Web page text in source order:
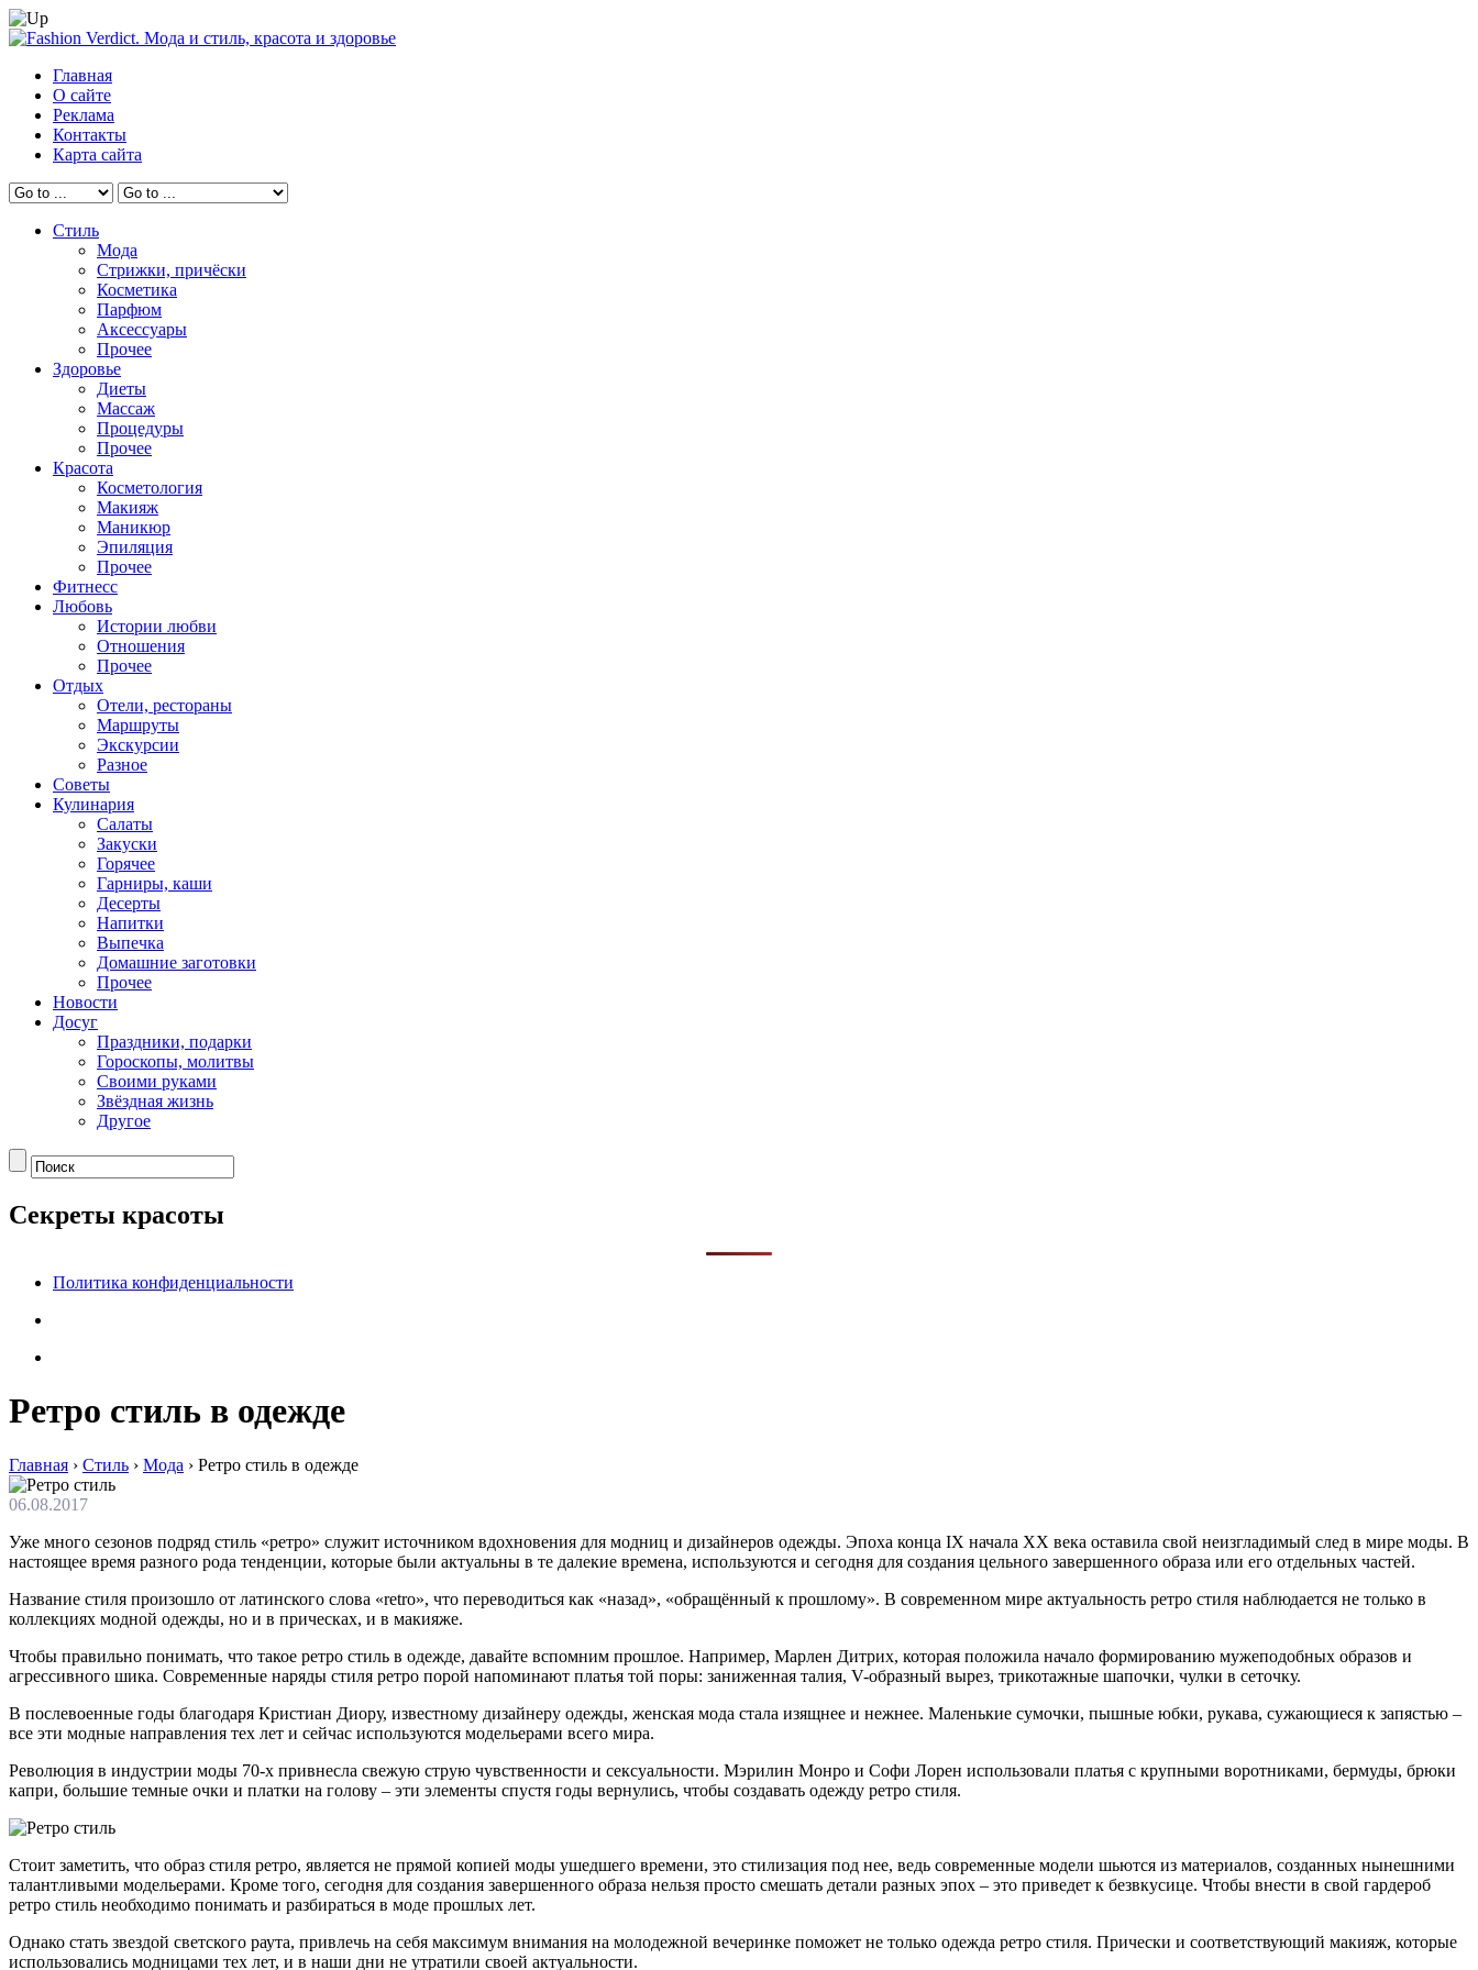
Главная
О сайте
Реклама
Контакты
Карта сайта
Стиль
Мода
Стрижки, причёски
Косметика
Парфюм
Аксессуары
Прочее
Здоровье
Диеты
Массаж
Процедуры
Прочее
Красота
Косметология
Макияж
Маникюр
Эпиляция
Прочее
Фитнесс
Любовь
Истории любви
Отношения
Прочее
Отдых
Отели, рестораны
Маршруты
Экскурсии
Разное
Советы
Кулинария
Салаты
Закуски
Горячее
Гарниры, каши
Десерты
Напитки
Выпечка
Домашние заготовки
Прочее
Новости
Досуг
Праздники, подарки
Гороскопы, молитвы
Своими руками
Звёздная жизнь
Другое
Секреты красоты
Политика конфиденциальности
Ретро стиль в одежде
Главная › Стиль › Мода › Ретро стиль в одежде
06.08.2017
Уже много сезонов подряд стиль «ретро» служит источником вдохновения для модниц и дизайнеров одежды. Эпоха конца IX начала XX века оставила свой неизгладимый след в мире моды. В
настоящее время разного рода тенденции, которые были актуальны в те далекие времена, используются и сегодня для создания цельного завершенного образа или его отдельных частей.
Название стиля произошло от латинского слова «retro», что переводиться как «назад», «обращённый к прошлому». В современном мире актуальность ретро стиля наблюдается не только в
коллекциях модной одежды, но и в прическах, и в макияже.
Чтобы правильно понимать, что такое ретро стиль в одежде, давайте вспомним прошлое. Например, Марлен Дитрих, которая положила начало формированию мужеподобных образов и
агрессивного шика. Современные наряды стиля ретро порой напоминают платья той поры: заниженная талия, V-образный вырез, трикотажные шапочки, чулки в сеточку.
В послевоенные годы благодаря Кристиан Диору, известному дизайнеру одежды, женская мода стала изящнее и нежнее. Маленькие сумочки, пышные юбки, рукава, сужающиеся к запястью –
все эти модные направления тех лет и сейчас используются модельерами всего мира.
Революция в индустрии моды 70-х привнесла свежую струю чувственности и сексуальности. Мэрилин Монро и Софи Лорен использовали платья с крупными воротниками, бермуды, брюки
капри, большие темные очки и платки на голову – эти элементы спустя годы вернулись, чтобы создавать одежду ретро стиля.
Стоит заметить, что образ стиля ретро, является не прямой копией моды ушедшего времени, это стилизация под нее, ведь современные модели шьются из материалов, созданных нынешними
талантливыми модельерами. Кроме того, сегодня для создания завершенного образа нельзя просто смешать детали разных эпох – это приведет к безвкусице. Чтобы внести в свой гардероб
ретро стиль необходимо понимать и разбираться в моде прошлых лет.
Однако стать звездой светского раута, привлечь на себя максимум внимания на молодежной вечеринке поможет не только одежда ретро стиля. Прически и соответствующий макияж, которые
использовались модницами тех лет, и в наши дни не утратили своей актуальности.